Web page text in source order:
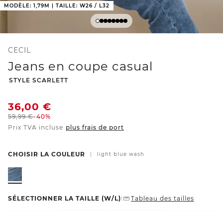
MODÈLE: 1,79M | TAILLE: W26 / L32
CECIL
Jeans en coupe casual
-
STYLE SCARLETT
36,00 €
59,99€-40%
Prix TVA incluse plus frais de port
CHOISIR LA COULEUR light blue wash
SÉLECTIONNER LA TAILLE (W/L) Tableau des tailles